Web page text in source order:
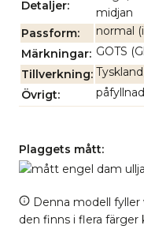
Detaljer
midjan
Passform
normal
Märkningar GOTS
Tillverkning
Övrigt
Plaggets mått:
Denna modell fyller
den finns i flera färger